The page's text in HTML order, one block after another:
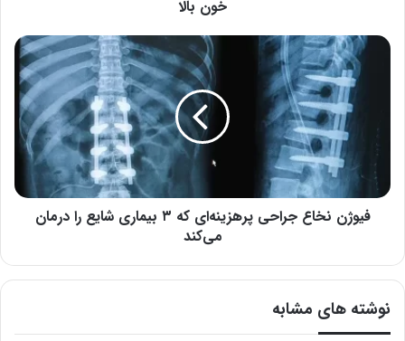
خون بالا
فیوژن
جراحی
پرهزینه‌ای
بیماری
شایع
را
درمان
فیوژن نخاع جراحی پرهزینه‌ای که ۳ بیماری شایع را درمان
می‌کند
نوشته های مشابه